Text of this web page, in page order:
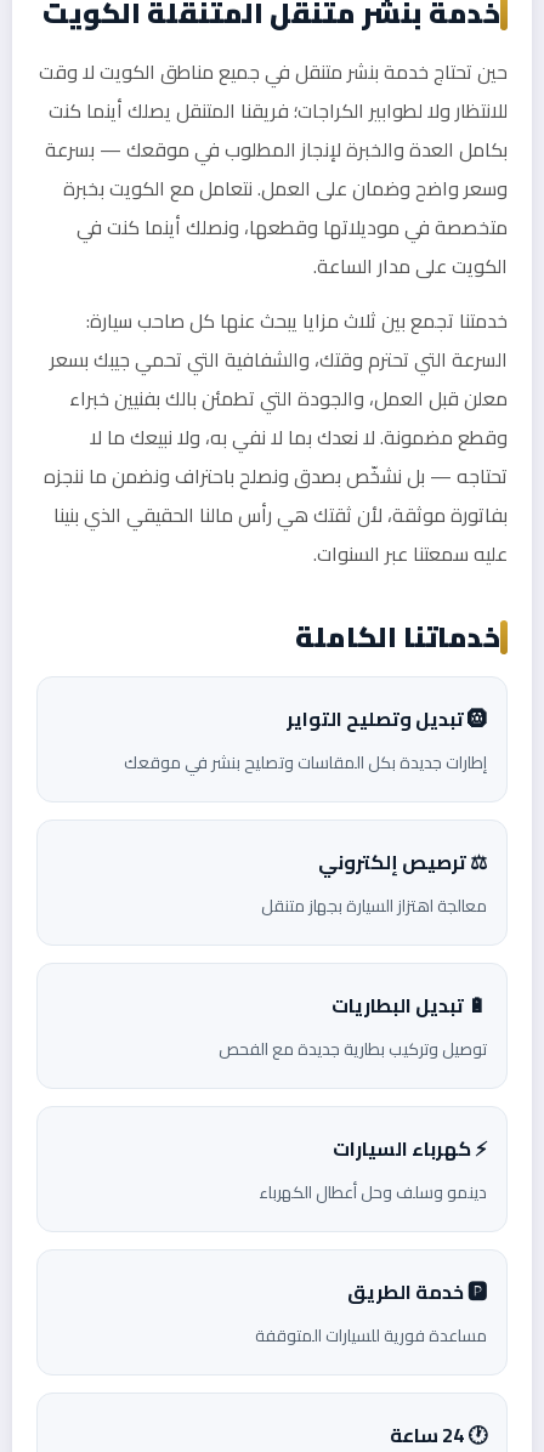
خدمة بنشر متنقل المتنقلة الكويت
حين تحتاج خدمة بنشر متنقل في جميع مناطق الكويت لا وقت
للانتظار ولا لطوابير الكراجات؛ فريقنا المتنقل يصلك أينما كنت
بكامل العدة والخبرة لإنجاز المطلوب في موقعك — بسرعة
وسعر واضح وضمان على العمل. نتعامل مع الكويت بخبرة
متخصصة في موديلاتها وقطعها، ونصلك أينما كنت في
الكويت على مدار الساعة.
خدمتنا تجمع بين ثلاث مزايا يبحث عنها كل صاحب سيارة:
السرعة التي تحترم وقتك، والشفافية التي تحمي جيبك بسعر
معلن قبل العمل، والجودة التي تطمئن بالك بفنيين خبراء
وقطع مضمونة. لا نعدك بما لا نفي به، ولا نبيعك ما لا
تحتاجه — بل نشخّص بصدق ونصلح باحتراف ونضمن ما ننجزه
بفاتورة موثقة، لأن ثقتك هي رأس مالنا الحقيقي الذي بنينا
عليه سمعتنا عبر السنوات.
خدماتنا الكاملة
🛞 تبديل وتصليح التواير
إطارات جديدة بكل المقاسات وتصليح بنشر في موقعك
⚖️ ترصيص إلكتروني
معالجة اهتزاز السيارة بجهاز متنقل
🔋 تبديل البطاريات
توصيل وتركيب بطارية جديدة مع الفحص
⚡ كهرباء السيارات
دينمو وسلف وحل أعطال الكهرباء
🅿️ خدمة الطريق
مساعدة فورية للسيارات المتوقفة
🕐 24 ساعة